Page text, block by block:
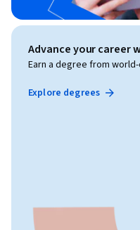
Advance your career
Earn a degree from
Explore degrees